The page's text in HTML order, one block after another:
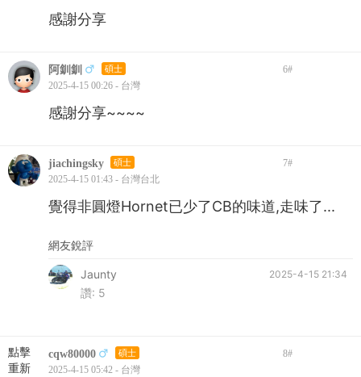
感謝分享
阿釧釧 碩士 6#
2025-4-15 00:26 - 台灣
感謝分享~~~~
jiachingsky 碩士 7#
2025-4-15 01:43 - 台灣台北
覺得非圓燈Hornet已少了CB的味道,走味了...
網友銳評
2025-4-15 21:34
Jaunty
讚: 5
點擊
重新
cqw80000 碩士 8#
2025-4-15 05:42 - 台灣